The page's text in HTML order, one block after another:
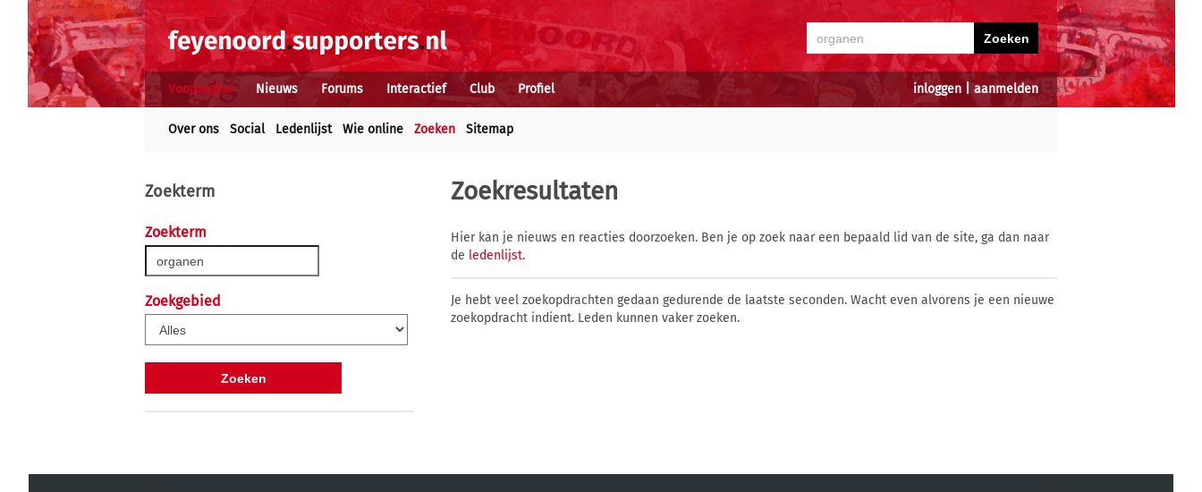
inloggen aanmelden
Voorpagina Nieuws Forums Interactief Club Profiel
Over ons Social Ledenlijst Wie online Zoeken Sitemap
Zoekterm
Zoekterm
Zoekgebied
Zoekresultaten
Hier kan je nieuws en reacties doorzoeken. Ben je op zoek naar een bepaald lid van de site, ga dan naar
de ledenlijst.
Je hebt veel zoekopdrachten gedaan gedurende de laatste seconden. Wacht even alvorens je een nieuwe
zoekopdracht indient. Leden kunnen vaker zoeken.